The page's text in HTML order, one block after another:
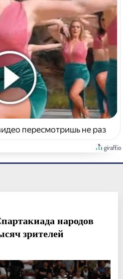
пересмотришь не раз
народов
зрителей